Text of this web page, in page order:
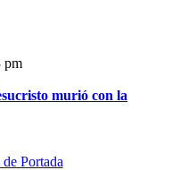
pm
murió con la
Portada